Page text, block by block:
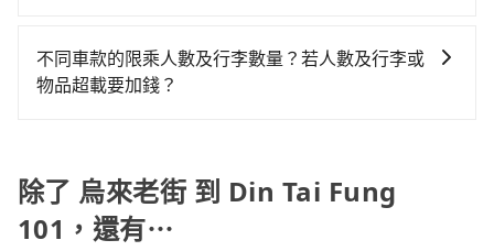
便，但實際使用時還是有其區域的限制，實際可停靠的
地點與你的上下車地點仍有段距離，在遇到下雨天或者
攜帶汽車座椅，不僅家中小寶貝坐的舒適習慣。
趟車的資訊，所以如果需要來回叫車，請分兩筆訂單預
定。至於價格已經市場最優惠，並無特別針對來回車趟
不同車款的限乘人數及行李數量？若人數及行李或
物品超載要加錢？
身行李與兩個30吋行李箱 五人座休旅車可乘坐四位乘
客，並可攜帶四個隨身行李與三個30吋行李箱 九人座廂
型車可乘坐八位乘客，並可攜帶八個隨身行李與六個30
除了 烏來老街 到 Din Tai Fung
101，還有⋯